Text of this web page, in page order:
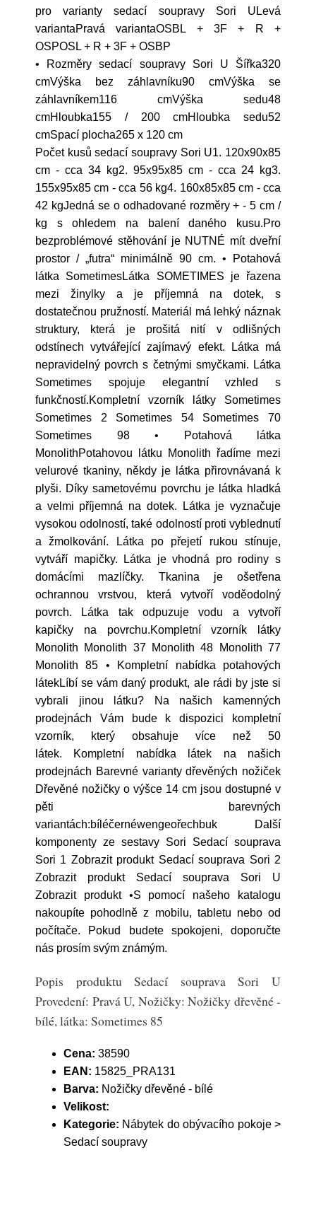
pro varianty sedací soupravy Sori ULevá
variantaPravá variantaOSBL + 3F + R +
OSPOSL + R + 3F + OSBP
• Rozměry sedací soupravy Sori U Šířka320
cmVýška bez záhlavníku90 cmVýška se
záhlavníkem116 cmVýška sedu48
cmHloubka155 / 200 cmHloubka sedu52
cmSpací plocha265 x 120 cm
Počet kusů sedací soupravy Sori U1. 120x90x85
cm - cca 34 kg2. 95x95x85 cm - cca 24 kg3.
155x95x85 cm - cca 56 kg4. 160x85x85 cm - cca
42 kgJedná se o odhadované rozměry + - 5 cm /
kg s ohledem na balení daného kusu.Pro
bezproblémové stěhování je NUTNÉ mít dveřní
prostor / „futra“ minimálně 90 cm. • Potahová
látka SometimesLátka SOMETIMES je řazena
mezi žinylky a je příjemná na dotek, s
dostatečnou pružností. Materiál má lehký náznak
struktury, která je prošitá nití v odlišných
odstínech vytvářející zajímavý efekt. Látka má
nepravidelný povrch s četnými smyčkami. Látka
Sometimes spojuje elegantní vzhled s
funkčností.Kompletní vzorník látky Sometimes
Sometimes 2 Sometimes 54 Sometimes 70
Sometimes 98 • Potahová látka
MonolithPotahovou látku Monolith řadíme mezi
velurové tkaniny, někdy je látka přirovnávaná k
plyši. Díky sametovému povrchu je látka hladká
a velmi příjemná na dotek. Látka je vyznačuje
vysokou odolností, také odolností proti vyblednutí
a žmolkování. Látka po přejetí rukou stínuje,
vytváří mapičky. Látka je vhodná pro rodiny s
domácími mazlíčky. Tkanina je ošetřena
ochrannou vrstvou, která vytvoří voděodolný
povrch. Látka tak odpuzuje vodu a vytvoří
kapičky na povrchu.Kompletní vzorník látky
Monolith Monolith 37 Monolith 48 Monolith 77
Monolith 85 • Kompletní nabídka potahových
látekLíbí se vám daný produkt, ale rádi by jste si
vybrali jinou látku? Na našich kamenných
prodejnách Vám bude k dispozici kompletní
vzorník, který obsahuje více než 50
látek. Kompletní nabídka látek na našich
prodejnách Barevné varianty dřevěných nožiček
Dřevěné nožičky o výšce 14 cm jsou dostupné v
pěti barevných
variantách:bíléčernéwengeořechbuk Další
komponenty ze sestavy Sori Sedací souprava
Sori 1 Zobrazit produkt Sedací souprava Sori 2
Zobrazit produkt Sedací souprava Sori U
Zobrazit produkt •S pomocí našeho katalogu
nakoupíte pohodlně z mobilu, tabletu nebo od
počítače. Pokud budete spokojeni, doporučte
nás prosím svým známým.
Popis produktu Sedací souprava Sori U
Provedení: Pravá U, Nožičky: Nožičky dřevěné -
bílé, látka: Sometimes 85
Cena: 38590
EAN: 15825_PRA131
Barva: Nožičky dřevěné - bílé
Velikost:
Kategorie: Nábytek do obývacího pokoje >
Sedací soupravy